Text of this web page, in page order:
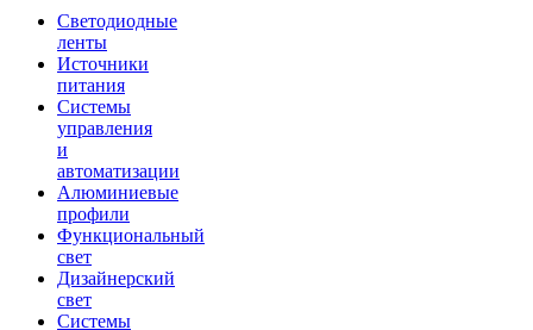
Светодиодные
ленты
Источники
питания
Системы
управления
и
автоматизации
Алюминиевые
профили
Функциональный
свет
Дизайнерский
свет
Системы